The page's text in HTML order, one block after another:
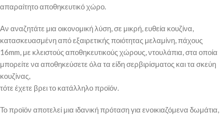
απαραίτητο αποθηκευτικό χώρο.
Αν αναζητάτε μια οικονομική λύση, σε μικρή, ευθεία κουζίνα,
κατασκευασμένη από εξαιρετικής ποιότητας μελαμίνη, πάχους
16mm, με κλειστούς αποθηκευτικούς χώρους, ντουλάπια, στα οποία
μπορείτε να αποθηκεύσετε όλα τα είδη σερβιρίσματος και τα σκεύη
κουζίνας,
τότε έχετε βρει το κατάλληλο προϊόν.
Το προϊόν αποτελεί μια ιδανική πρόταση για ενοικιαζόμενα δωμάτια,